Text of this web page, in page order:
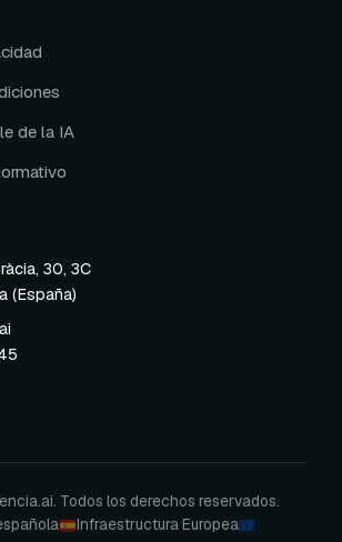
de la IA
30, 3C
(España)
Todos los derechos reservados.
Infraestructura Europea